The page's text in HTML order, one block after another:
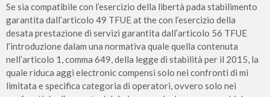
Se sia compatibile con l’esercizio della libertà pada stabilimento
garantita dall’articolo 49 TFUE at the con l’esercizio della
desata prestazione di servizi garantita dall’articolo 56 TFUE
l’introduzione dalam una normativa quale quella contenuta
nell’articolo 1, comma 649, della legge di stabilità per il 2015, la
quale riduca aggi electronic compensi solo nei confronti di mi
limitata e specifica categoria di operatori, ovvero solo nei